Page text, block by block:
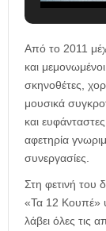
Από το 2011
και
σκηνοθέτες,
μουσικά
και
αφετηρία
συνεργασίες.
Στη φετινή του
«Τα 12 Κουπέ»
λάβει όλες τις